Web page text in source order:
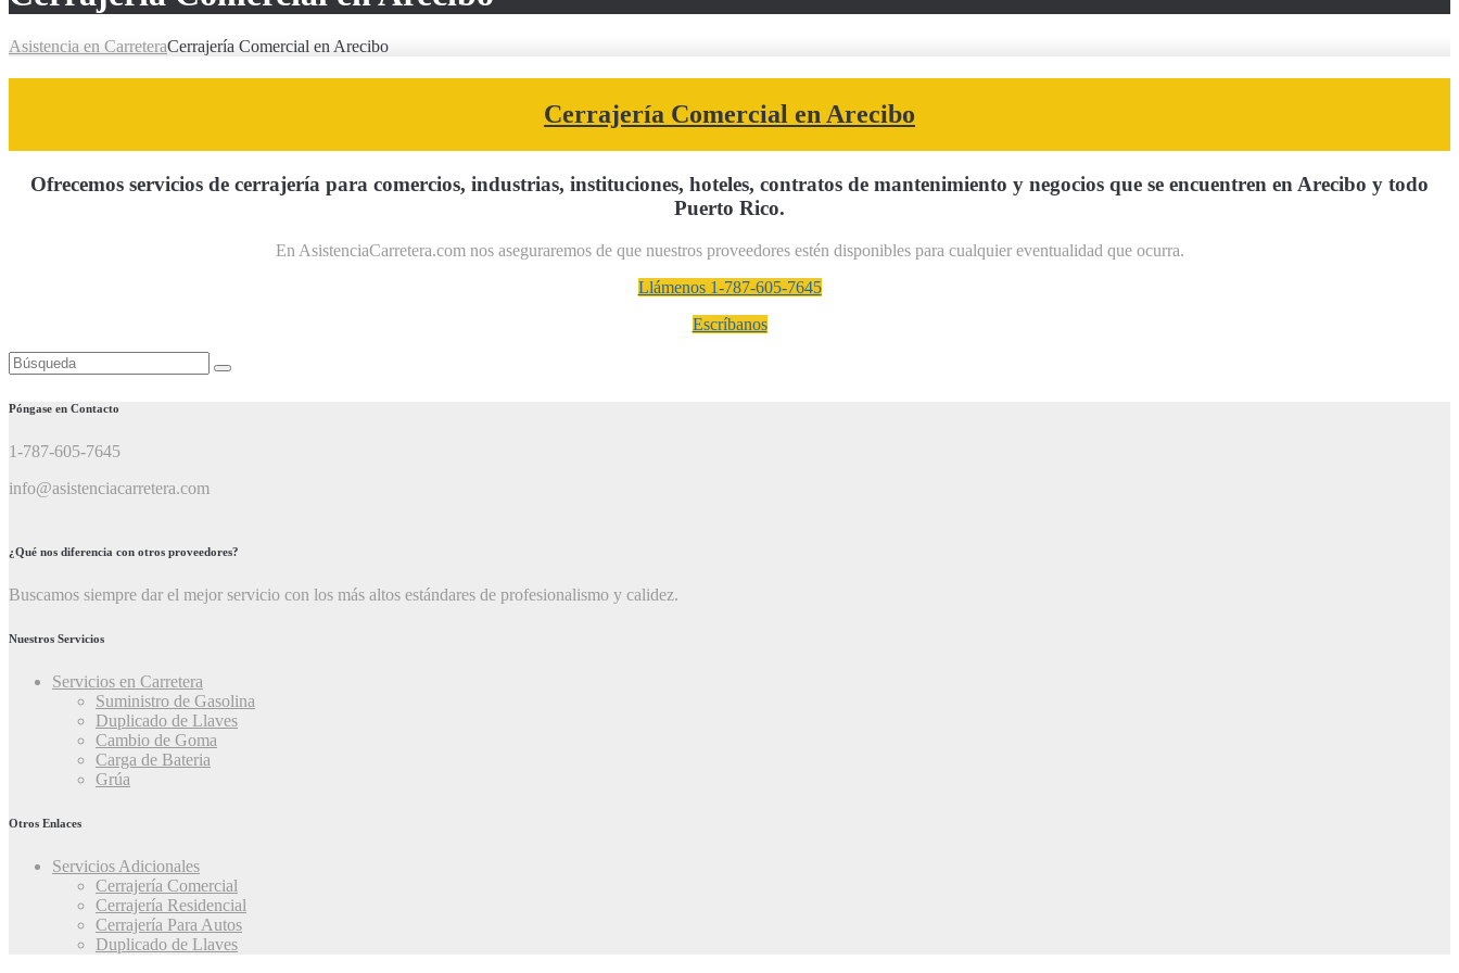
Asistencia en CarreteraCerrajería Comercial en Arecibo
Cerrajería Comercial en Arecibo
Ofrecemos servicios de cerrajería para comercios, industrias, instituciones, hoteles, contratos de mantenimiento y negocios que se encuentren en Arecibo y todo
Puerto Rico.
En AsistenciaCarretera.com nos aseguraremos de que nuestros proveedores estén disponibles para cualquier eventualidad que ocurra.
Llámenos 1-787-605-7645
Escríbanos
Buscar:
Póngase en Contacto
1-787-605-7645
info@asistenciacarretera.com
¿Qué nos diferencia con otros proveedores?
Buscamos siempre dar el mejor servicio con los más altos estándares de profesionalismo y calidez.
Nuestros Servicios
Servicios en Carretera
Suministro de Gasolina
Duplicado de Llaves
Cambio de Goma
Carga de Bateria
Grúa
Otros Enlaces
Servicios Adicionales
Cerrajería Comercial
Cerrajería Residencial
Cerrajería Para Autos
Duplicado de Llaves